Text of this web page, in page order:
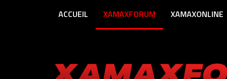
ACCUEIL XAMAXFORUM XAMAXONLINE